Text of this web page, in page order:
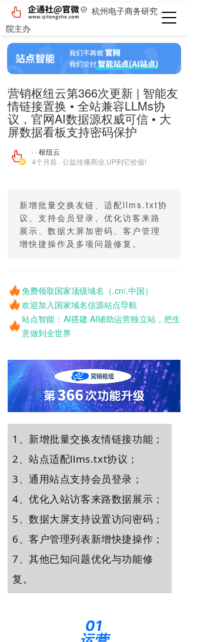
杭州电子商务研究
院主办
营销枢纽云第366次更新 | 智能友
情链接置换 • 全站兼容LLMs协
议，官网AI数据源权威可信 • 大
屏数据看板支持密码保护
· · 枢纽云
4个月前 · 公益传播商业,UP利它价值!
新增批量交换友链、适配llms.txt协
议、支持会员登录、优化访客来路
展示、数据大屏加密码、客户管理
增快捷操作及多项问题修复。
免费领取国家顶级域名（.cn/.中国）
欢迎加入国家域名信源站点导航
站点智能：AI搭建 AI辅助运营独立站，把生
意做到全世界
1、 新增批量交换友情链接功能 ；
2、站点适配llms.txt协议；
3、通用站点支持会员登录；
4、优化入站访客来路数据展示；
5、数据大屏支持设置访问密码 ；
6、客户管理列表新增快捷操作 ；
7、其他已知问题优化与功能修
复。
01